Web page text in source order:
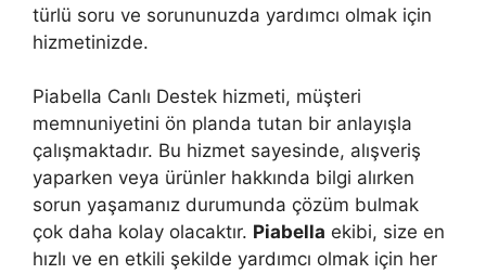
türlü soru ve sorununuzda yardımcı olmak için
hizmetinizde.
Piabella Canlı Destek hizmeti, müşteri
memnuniyetini ön planda tutan bir anlayışla
çalışmaktadır. Bu hizmet sayesinde, alışveriş
yaparken veya ürünler hakkında bilgi alırken
sorun yaşamanız durumunda çözüm bulmak
çok daha kolay olacaktır. Piabella ekibi, size en
hızlı ve en etkili şekilde yardımcı olmak için her